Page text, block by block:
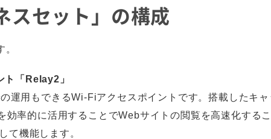
セット」の構成
「Relay2」
運用もできるWi-Fiアクセスポイントです。搭載したキ
率的に活用することでWebサイトの閲覧を高速化する
て機能します。